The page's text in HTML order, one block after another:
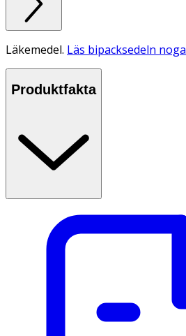
Läkemedel. Läs bipacksedeln
Produktfakta